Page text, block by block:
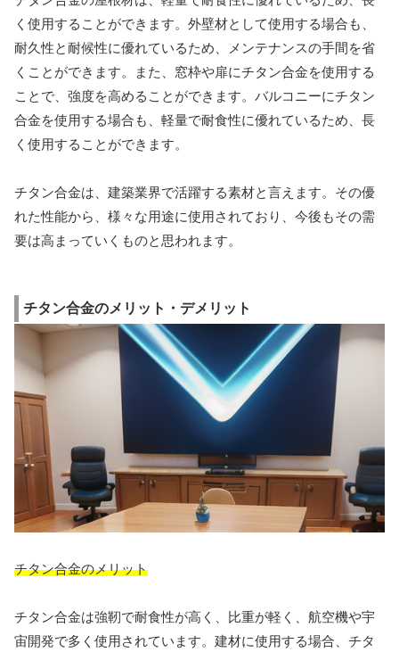
く使用することができます。外壁材として使用する場合も、
耐久性と耐候性に優れているため、メンテナンスの手間を省
くことができます。また、窓枠や扉にチタン合金を使用する
ことで、強度を高めることができます。バルコニーにチタン
合金を使用する場合も、軽量で耐食性に優れているため、長
く使用することができます。
チタン合金は、建築業界で活躍する素材と言えます。その優
れた性能から、様々な用途に使用されており、今後もその需
要は高まっていくものと思われます。
チタン合金のメリット・デメリット
チタン合金のメリット
チタン合金は強靭で耐食性が高く、比重が軽く、航空機や宇
宙開発で多く使用されています。建材に使用する場合、チタ